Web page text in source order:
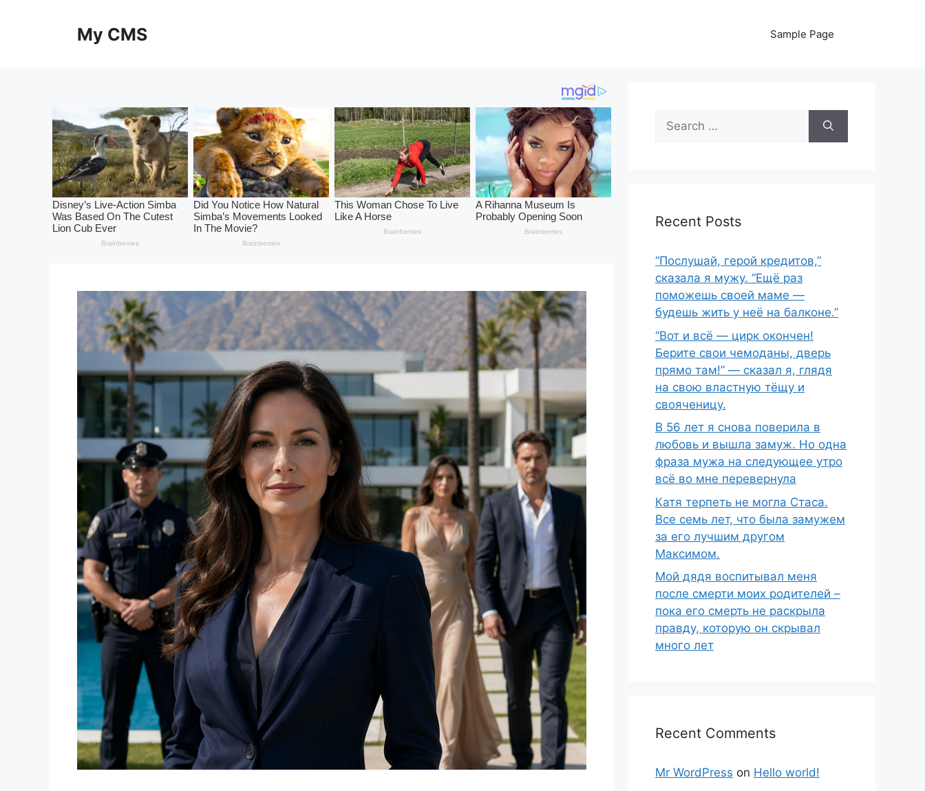
My CMS Sample Page
Search
for:
Recent Posts
“Послушай, герой кредитов,”
сказала я мужу. “Ещё раз
поможешь своей маме —
будешь жить у неё на балконе.”
“Вот и всё — цирк окончен!
Берите свои чемоданы, дверь
прямо там!” — сказал я, глядя
на свою властную тёщу и
свояченицу.
В 56 лет я снова поверила в
любовь и вышла замуж. Но одна
фраза мужа на следующее утро
всё во мне перевернула
Катя терпеть не могла Стаса.
Все семь лет, что была замужем
за его лучшим другом
Максимом.
Мой дядя воспитывал меня
после смерти моих родителей –
пока его смерть не раскрыла
правду, которую он скрывал
много лет
Recent Comments
Mr WordPress on Hello world!